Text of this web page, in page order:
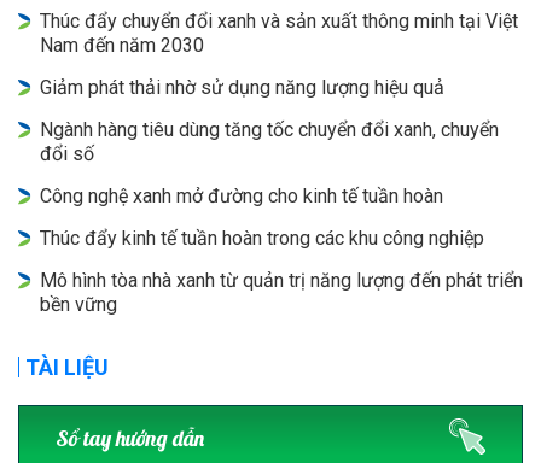
Thúc đẩy chuyển đổi xanh và sản xuất thông minh tại Việt
Nam đến năm 2030
Giảm phát thải nhờ sử dụng năng lượng hiệu quả
Ngành hàng tiêu dùng tăng tốc chuyển đổi xanh, chuyển
đổi số
Công nghệ xanh mở đường cho kinh tế tuần hoàn
Thúc đẩy kinh tế tuần hoàn trong các khu công nghiệp
Mô hình tòa nhà xanh từ quản trị năng lượng đến phát triển
bền vững
TÀI LIỆU
Sổ tay hướng dẫn